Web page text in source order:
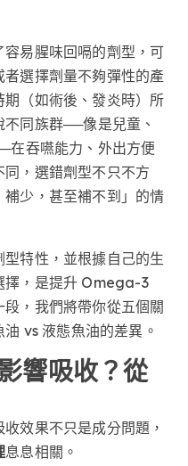
易腥味回嗝的劑型，可
選擇劑量不夠彈性的產
（如術後、發炎時）所
同族群──像是兒童、
在吞嚥能力、外出方便
，選錯劑型不只不方
少，甚至補不到」的情
特性，並根據自己的生
擇，是提升 Omega-3
，我們將帶你從五個關
vs 液態魚油的差異。
響吸收？從
效果不只是成分問題，
息息相關。